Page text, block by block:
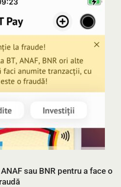
sau BNR pentru a face o